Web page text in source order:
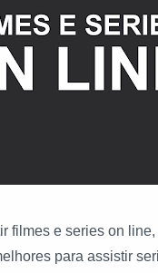
filmes e series on
para assistir